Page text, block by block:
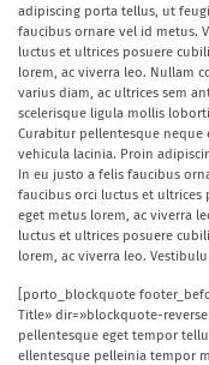
adipiscing porta tellus, ut
faucibus ornare vel id metus.
luctus et ultrices posuere
lorem, ac viverra leo. Nullam
varius diam, ac ultrices sem
scelerisque ligula mollis
Curabitur pellentesque
vehicula lacinia. Proin
In eu justo a felis faucibus
faucibus orci luctus et ultrices
eget metus lorem, ac viverra
luctus et ultrices posuere
lorem, ac viverra leo.
[porto_blockquote
Title» dir=»blockquote-
pellentesque eget tempor
ellentesque pelleinia tempor